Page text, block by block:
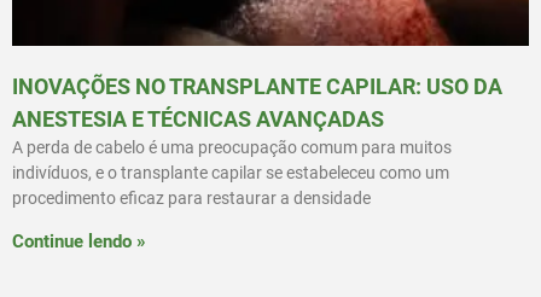
INOVAÇÕES NO TRANSPLANTE CAPILAR: USO DA
ANESTESIA E TÉCNICAS AVANÇADAS
A perda de cabelo é uma preocupação comum para muitos
indivíduos, e o transplante capilar se estabeleceu como um
procedimento eficaz para restaurar a densidade
Continue lendo »